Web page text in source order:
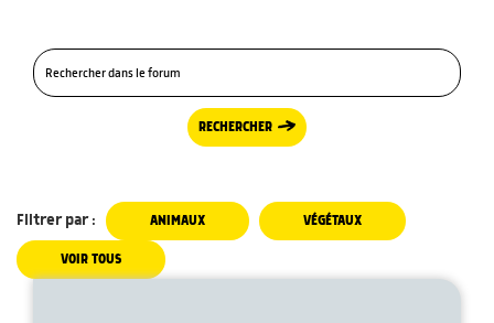
RECHERCHER
Filtrer par : ANIMAUX VÉGÉTAUX
VOIR TOUS